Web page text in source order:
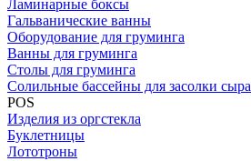
Ламинарные боксы
Гальванические ванны
Оборудование для груминга
Ванны для груминга
Столы для груминга
Солильные бассейны для засолки сыра
POS
Изделия из оргстекла
Буклетницы
Лототроны